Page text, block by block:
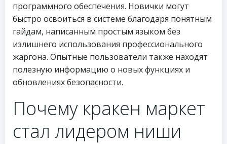
программного обеспечения. Новички могут
быстро освоиться в системе благодаря понятным
гайдам, написанным простым языком без
излишнего использования профессионального
жаргона. Опытные пользователи также находят
полезную информацию о новых функциях и
обновлениях безопасности.
Почему кракен маркет
стал лидером ниши